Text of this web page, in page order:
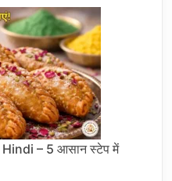
– 5 आसान स्टेप में